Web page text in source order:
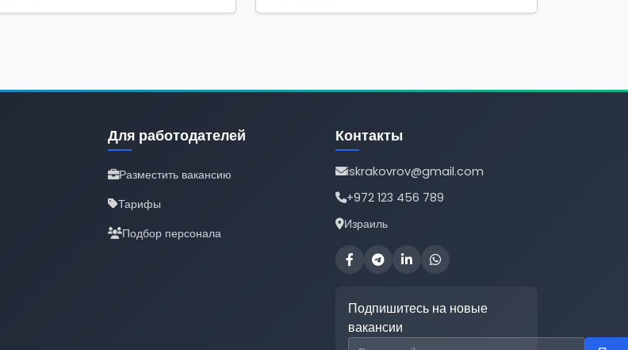
Для работодателей
Разместить вакансию
Тарифы
Подбор персонала
Контакты
iskrakovrov@gmail.com
+972 123 456 789
Израиль
Подпишитесь на новые
вакансии
Email для подписки